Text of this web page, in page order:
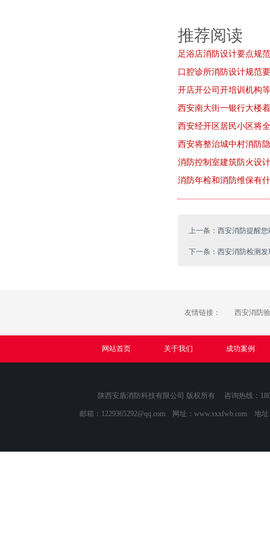
推荐阅读
足浴店消防设计要点规
口腔诊所消防设计规范
开店开公司开培训机构
西安南大街一银行大楼
西安经开区居民小区将
西安将整治城中村消防
消防控制室建筑防火设计
消防年检和消防维保有
上一条：西安消防提醒
下一条：西安消防检测
友情链接： 西安消防
网站首页 关于我们 成功案例
陕西安盾消防科技有限公司 版权所有 咨询热线：
邮箱： 1229365292@qq.com 网址：www.sxxfwb.com 地址